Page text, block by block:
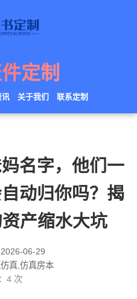
定制
讯 关于我们 联系定制
名字，他们一
动归你吗？揭
产缩水大坑
06-29
真,仿真房本
4 次